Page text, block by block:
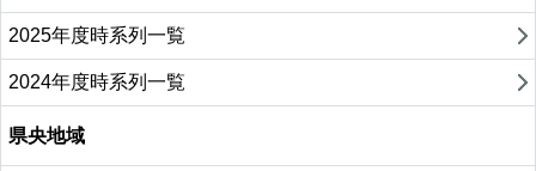
2025年度時系列一覧
2024年度時系列一覧
県央地域